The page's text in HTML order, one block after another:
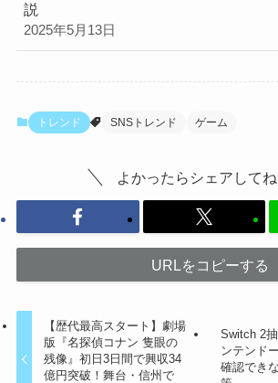
説
2025年5月13日
トレンド SNSトレンド ゲーム
よかったらシェアしてね
URLをコピーする
【歴代最高スタート】劇場
版『名探偵コナン 隻眼の
残像』初日3日間で興収34
億円突破！舞台・信州で
Switch 2
ンテンド
確認でき